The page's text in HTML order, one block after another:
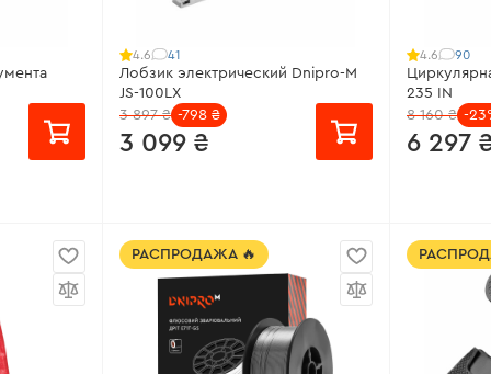
4.6 41
Лобзик электрический Dnipro-M
JS-100LX
3 897 ₴ -798 ₴
3 099 ₴
от 207 ₴/месяц
Сеть
Амплитуда колебаний штока:
4.6 90
235 IN
8 160 ₴ -
6 297
от 420 ₴/
Рабочая
Диаметр
РАСПРОДАЖА 🔥